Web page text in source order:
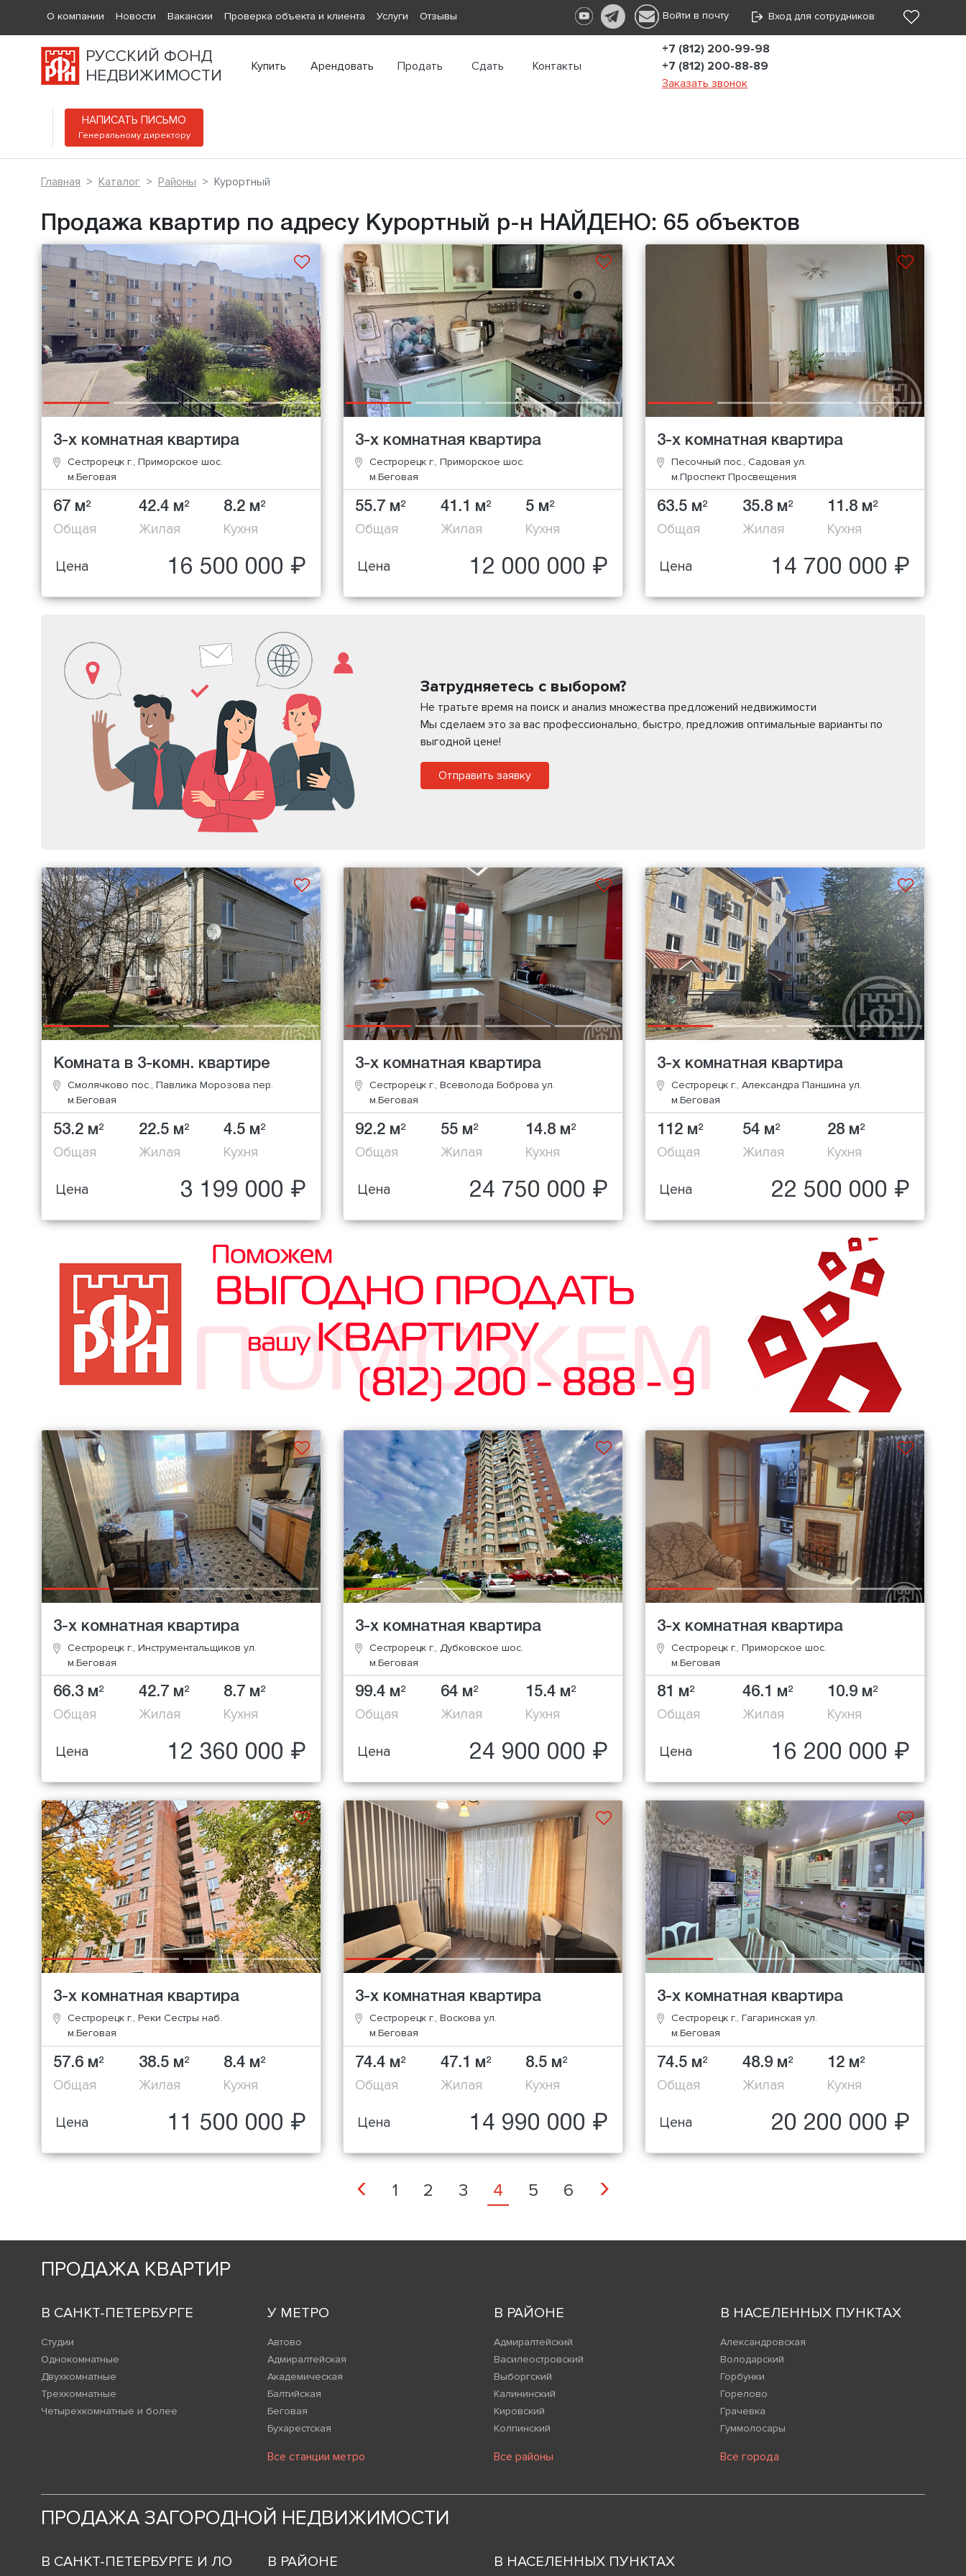
О компании Новости Вакансии Проверка объекта и клиента Услуги Отзывы Войти в почту Вход для сотрудников
РУССКИЙ ФОНД
НЕДВИЖИМОСТИ
Купить Арендовать Продать Сдать Контакты
+7 (812) 200-99-98
+7 (812) 200-88-89
Заказать звонок
НАПИСАТЬ ПИСЬМО
Генеральному директору
Главная Каталог Районы Курортный
Продажа квартир по адресу Курортный р-н НАЙДЕНО: 65 объектов
3-х комнатная квартира
Сестрорецк г., Приморское шос.
м.Беговая
67 м2
Общая
42.4 м2
Жилая
8.2 м2
Кухня
Цена 16 500 000 ₽
3-х комнатная квартира
Сестрорецк г., Приморское шос.
м.Беговая
55.7 м2
Общая
41.1 м2
Жилая
5 м2
Кухня
Цена 12 000 000 ₽
3-х комнатная квартира
Песочный пос., Садовая ул.
м.Проспект Просвещения
63.5 м2
Общая
35.8 м2
Жилая
11.8 м2
Кухня
Цена 14 700 000 ₽
Затрудняетесь с выбором?
Не тратьте время на поиск и анализ множества предложений недвижимости
Мы сделаем это за вас профессионально, быстро, предложив оптимальные варианты по
выгодной цене!
Отправить заявку
Комната в 3-комн. квартире
Смолячково пос., Павлика Морозова пер.
м.Беговая
53.2 м2
Общая
22.5 м2
Жилая
4.5 м2
Кухня
Цена 3 199 000 ₽
3-х комнатная квартира
Сестрорецк г., Всеволода Боброва ул.
м.Беговая
92.2 м2
Общая
55 м2
Жилая
14.8 м2
Кухня
Цена 24 750 000 ₽
3-х комнатная квартира
Сестрорецк г., Александра Паншина ул.
м.Беговая
112 м2
Общая
54 м2
Жилая
28 м2
Кухня
Цена 22 500 000 ₽
3-х комнатная квартира
Сестрорецк г., Инструментальщиков ул.
м.Беговая
66.3 м2
Общая
42.7 м2
Жилая
8.7 м2
Кухня
Цена 12 360 000 ₽
3-х комнатная квартира
Сестрорецк г., Дубковское шос.
м.Беговая
99.4 м2
Общая
64 м2
Жилая
15.4 м2
Кухня
Цена 24 900 000 ₽
3-х комнатная квартира
Сестрорецк г., Приморское шос.
м.Беговая
81 м2
Общая
46.1 м2
Жилая
10.9 м2
Кухня
Цена 16 200 000 ₽
3-х комнатная квартира
Сестрорецк г., Реки Сестры наб.
м.Беговая
57.6 м2
Общая
38.5 м2
Жилая
8.4 м2
Кухня
Цена 11 500 000 ₽
3-х комнатная квартира
Сестрорецк г., Воскова ул.
м.Беговая
74.4 м2
Общая
47.1 м2
Жилая
8.5 м2
Кухня
Цена 14 990 000 ₽
3-х комнатная квартира
Сестрорецк г., Гагаринская ул.
м.Беговая
74.5 м2
Общая
48.9 м2
Жилая
12 м2
Кухня
Цена 20 200 000 ₽
‹ Previous
1 2 3 4 5 6 ›Next
ПРОДАЖА КВАРТИР
В САНКТ-ПЕТЕРБУРГЕ
Студии
Однокомнатные
Двухкомнатные
Трехкомнатные
Четырехкомнатные и более
У МЕТРО
Автово
Адмиралтейская
Академическая
Балтийская
Беговая
Бухарестская
Все станции метро
В РАЙОНЕ
Адмиралтейский
Василеостровский
Выборгский
Калининский
Кировский
Колпинский
Все районы
В НАСЕЛЕННЫХ ПУНКТАХ
Александровская
Володарский
Горбунки
Горелово
Грачевка
Гуммолосары
Все города
ПРОДАЖА ЗАГОРОДНОЙ НЕДВИЖИМОСТИ
В САНКТ-ПЕТЕРБУРГЕ И ЛО В РАЙОНЕ В НАСЕЛЕННЫХ ПУНКТАХ